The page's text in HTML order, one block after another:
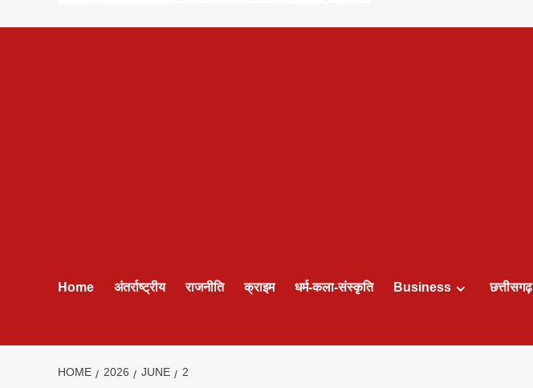
Home अंतर्राष्ट्रीय राजनीति क्राइम धर्म-कला-संस्कृति Business छत्तीसगढ़
HOME 2026 JUNE 2